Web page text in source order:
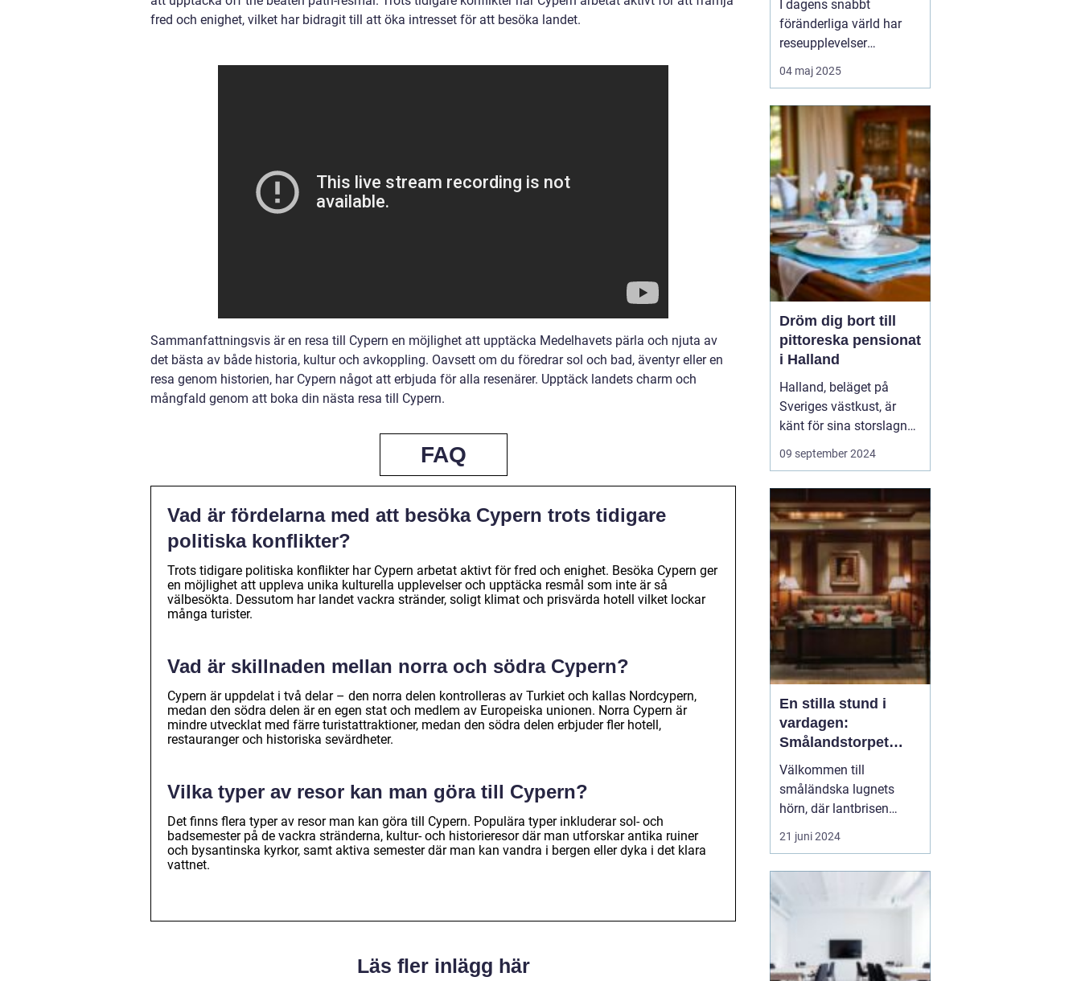
fred och enighet, vilket har bidragit till att öka intresset för att besöka landet.
Sammanfattningsvis är en resa till Cypern en möjlighet att upptäcka Medelhavets pärla och njuta av
det bästa av både historia, kultur och avkoppling. Oavsett om du föredrar sol och bad, äventyr eller en
resa genom historien, har Cypern något att erbjuda för alla resenärer. Upptäck landets charm och
mångfald genom att boka din nästa resa till Cypern.
FAQ
Vad är fördelarna med att besöka Cypern trots tidigare
politiska konflikter?
Trots tidigare politiska konflikter har Cypern arbetat aktivt för fred och enighet. Besöka Cypern ger
en möjlighet att uppleva unika kulturella upplevelser och upptäcka resmål som inte är så
välbesökta. Dessutom har landet vackra stränder, soligt klimat och prisvärda hotell vilket lockar
många turister.
Vad är skillnaden mellan norra och södra Cypern?
Cypern är uppdelat i två delar – den norra delen kontrolleras av Turkiet och kallas Nordcypern,
medan den södra delen är en egen stat och medlem av Europeiska unionen. Norra Cypern är
mindre utvecklat med färre turistattraktioner, medan den södra delen erbjuder fler hotell,
restauranger och historiska sevärdheter.
Vilka typer av resor kan man göra till Cypern?
Det finns flera typer av resor man kan göra till Cypern. Populära typer inkluderar sol- och
badsemester på de vackra stränderna, kultur- och historieresor där man utforskar antika ruiner
och bysantinska kyrkor, samt aktiva semester där man kan vandra i bergen eller dyka i det klara
vattnet.
Läs fler inlägg här
I dagens snabbt
föränderliga värld har
reseupplevelser
utvecklats långt bortom
traditionella sightseeing-
i popularitet är
temaresor, där resenärer
dyker djupare in i
specifika intress...
04 maj 2025
Dröm dig bort till
pittoreska pensionat
i Halland
Halland, beläget på
Sveriges västkust, är
känt för sina storslagna
stränder, djupa skogar
och rika kulturarv. Det är
erbjuder både
avkoppling och äventyr,
vilket gör det till...
09 september 2024
En stilla stund i
vardagen:
Smålandstorpet
Lanthotell
Välkommen till
småländska lugnets
hörn, där lantbrisen
viskar sagor från förr
och nutidens stilla gång
Lanthotell erbjuder inte
bara en säng att sova i,
utan också en oas
bortom stadens brus, där
21 juni 2024